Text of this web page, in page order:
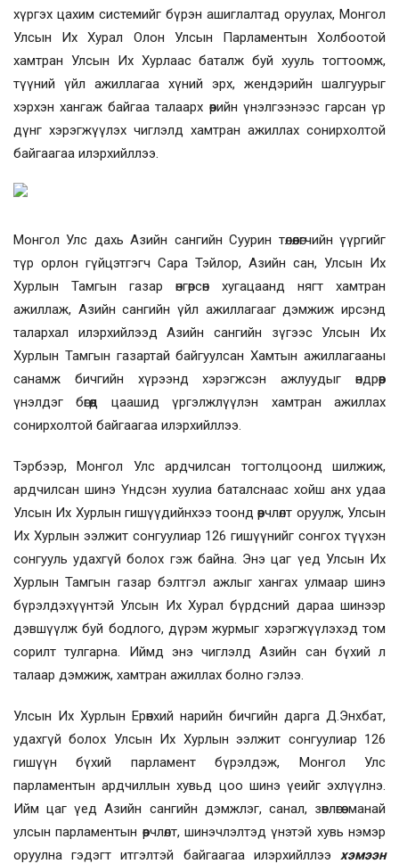
хүргэх цахим системийг бүрэн ашиглалтад оруулах, Монгол
Улсын Их Хурал Олон Улсын Парламентын Холбоотой
хамтран Улсын Их Хурлаас баталж буй хууль тогтоомж,
түүний үйл ажиллагаа хүний эрх, жендэрийн шалгуурыг
хэрхэн хангаж байгаа талаарх өөрийн үнэлгээнээс гарсан үр
дүнг хэрэгжүүлэх чиглэлд хамтран ажиллах сонирхолтой
байгаагаа илэрхийллээ.
Монгол Улс дахь Азийн сангийн Суурин төлөөлөгчийн үүргийг
түр орлон гүйцэтгэгч Сара Тэйлор, Азийн сан, Улсын Их
Хурлын Тамгын газар өнгөрсөн хугацаанд нягт хамтран
ажиллаж, Азийн сангийн үйл ажиллагааг дэмжиж ирсэнд
талархал илэрхийлээд Азийн сангийн зүгээс Улсын Их
Хурлын Тамгын газартай байгуулсан Хамтын ажиллагааны
санамж бичгийн хүрээнд хэрэгжсэн ажлуудыг өндрөөр
үнэлдэг бөгөөд цаашид үргэлжлүүлэн хамтран ажиллах
сонирхолтой байгаагаа илэрхийллээ.
Тэрбээр, Монгол Улс ардчилсан тогтолцоонд шилжиж,
ардчилсан шинэ Үндсэн хуулиа баталснаас хойш анх удаа
Улсын Их Хурлын гишүүдийнхээ тоонд өөрчлөлт оруулж, Улсын
Их Хурлын ээлжит сонгуулиар 126 гишүүнийг сонгох түүхэн
сонгууль удахгүй болох гэж байна. Энэ цаг үед Улсын Их
Хурлын Тамгын газар бэлтгэл ажлыг хангах улмаар шинэ
бүрэлдэхүүнтэй Улсын Их Хурал бүрдсний дараа шинээр
дэвшүүлж буй бодлого, дүрэм журмыг хэрэгжүүлэхэд том
сорилт тулгарна. Иймд энэ чиглэлд Азийн сан бүхий л
талаар дэмжиж, хамтран ажиллах болно гэлээ.
Улсын Их Хурлын Ерөнхий нарийн бичгийн дарга Д.Энхбат,
удахгүй болох Улсын Их Хурлын ээлжит сонгуулиар 126
гишүүн бүхий парламент бүрэлдэж, Монгол Улс
парламентын ардчиллын хувьд цоо шинэ үеийг эхлүүлнэ.
Ийм цаг үед Азийн сангийн дэмжлэг, санал, зөвлөгөө манай
улсын парламентын өөрчлөлт, шинэчлэлтэд үнэтэй хувь нэмэр
оруулна гэдэгт итгэлтэй байгаагаа илэрхийллээ хэмээн